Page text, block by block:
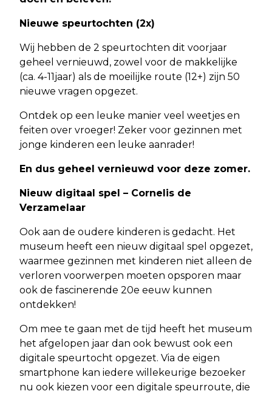
Nieuwe speurtochten (2x)
Wij hebben de 2 speurtochten dit voorjaar
geheel vernieuwd, zowel voor de makkelijke
(ca. 4-11jaar) als de moeilijke route (12+) zijn 50
nieuwe vragen opgezet.
Ontdek op een leuke manier veel weetjes en
feiten over vroeger! Zeker voor gezinnen met
jonge kinderen een leuke aanrader!
En dus geheel vernieuwd voor deze zomer.
Nieuw digitaal spel – Cornelis de
Verzamelaar
Ook aan de oudere kinderen is gedacht. Het
museum heeft een nieuw digitaal spel opgezet,
waarmee gezinnen met kinderen niet alleen de
verloren voorwerpen moeten opsporen maar
ook de fascinerende 20e eeuw kunnen
ontdekken!
Om mee te gaan met de tijd heeft het museum
het afgelopen jaar dan ook bewust ook een
digitale speurtocht opgezet. Via de eigen
smartphone kan iedere willekeurige bezoeker
nu ook kiezen voor een digitale speurroute, die